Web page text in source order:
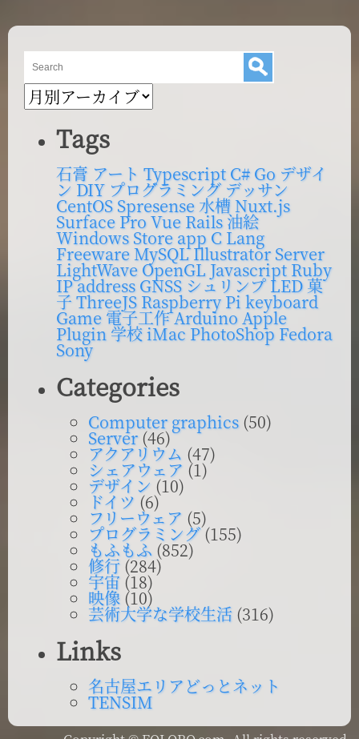
ジ
送
り
ジ
ジ
ブ
ロ
内 Tags
石膏 アート Typescript C# Go デザイ
ン DIY プログラミング デッサン
CentOS Spresense水槽 Nuxt.js
Surface ProVue Rails油絵
Windows Store app C Lang
FreewareMySQL Illustrator Server
LightWave OpenGL Javascript Ruby
IP address GNSS シュリンプ LED 菓
子ThreeJS Raspberry Pi keyboard
Game 電子工作ArduinoApple
Plugin 学校iMac PhotoShop Fedora
Sony
Categories
Computer graphics(50)
Server(46)
アクアリウム (47)
シェアウェア (1)
デザイン (10)
ドイツ (6)
フリーウェア (5)
プログラミング(155)
もふもふ (852)
修行 (284)
宇宙 (18)
映像 (10)
芸術大学な学校生活 (316)
Links
名古屋エリアどっとネット
TENSIM